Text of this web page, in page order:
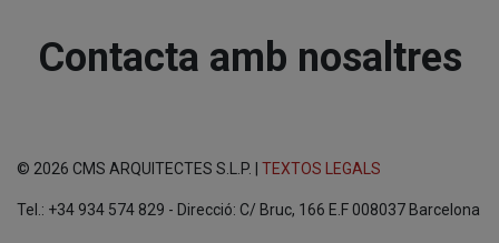
Contacta amb nosaltres
© 2026 CMS ARQUITECTES S.L.P. | TEXTOS LEGALS
Tel.: +34 934 574 829 - Direcció: C/ Bruc, 166 E.F 008037 Barcelona